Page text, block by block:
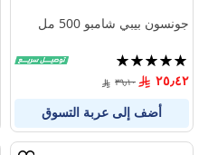
جونسون بيبي شامبو 500 مل
تقييم:
100%
٢٥٫٤٢ ٣٩٫١٠
أضف إلى عربة التسوق